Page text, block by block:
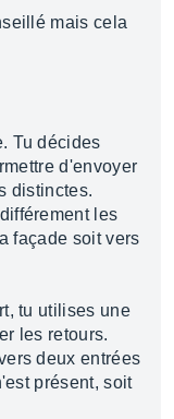
mais cela
Tu décides
d'envoyer
distinctes.
les
façade soit vers
tu utilises une
les retours.
deux entrées
présent, soit